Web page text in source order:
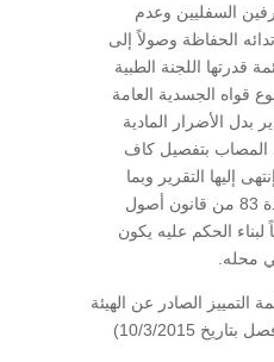
السفليين وعدم
الحفاظة وصولاً إلى
قدرتها اللجنة الطبية
من مجموع قواه الجسدية العامة
بدل الأضرار المادية
المصاب بتفصيل كاف
إليها التقرير وبما
يجعله موافقاً لأحكام المادة 83 من قانون أصول
لبناء الحكم عليه يكون
محله.
الصادر عن الهيئة